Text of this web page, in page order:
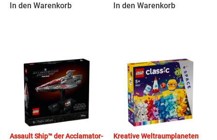
In den Warenkorb In den Warenkorb
Assault Ship™ der Acclamator-
Kreative Weltraumplaneten